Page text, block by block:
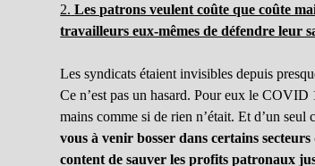
2. Les patrons veulent coûte que coûte
travailleurs eux-mêmes de défendre leur
Les syndicats étaient invisibles depuis
Ce n’est pas un hasard. Pour eux le
mains comme si de rien n’était. Et d’un
vous à venir bosser dans certains
content de sauver les profits patronaux